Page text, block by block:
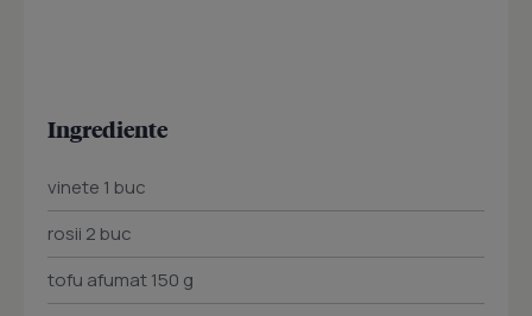
Ingrediente
vinete 1 buc
rosii 2 buc
tofu afumat 150 g